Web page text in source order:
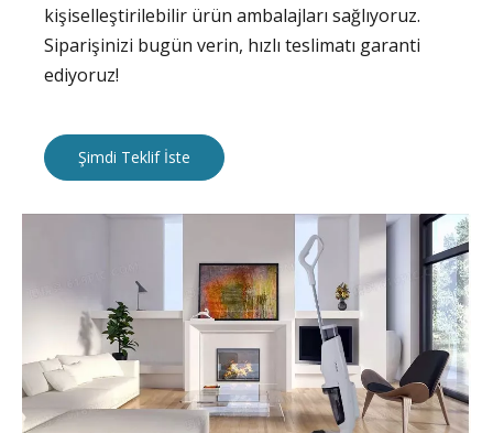
kişiselleştirilebilir ürün ambalajları sağlıyoruz.
Siparişinizi bugün verin, hızlı teslimatı garanti
ediyoruz!
Şimdi Teklif İste